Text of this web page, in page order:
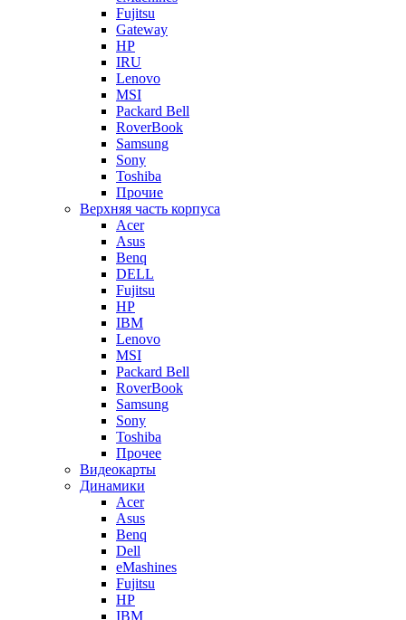
Fujitsu
Gateway
HP
IRU
Lenovo
MSI
Packard Bell
RoverBook
Samsung
Sony
Toshiba
Прочие
Верхняя часть корпуса
Acer
Asus
Benq
DELL
Fujitsu
HP
IBM
Lenovo
MSI
Packard Bell
RoverBook
Samsung
Sony
Toshiba
Прочее
Видеокарты
Динамики
Acer
Asus
Benq
Dell
eMashines
Fujitsu
HP
IBM